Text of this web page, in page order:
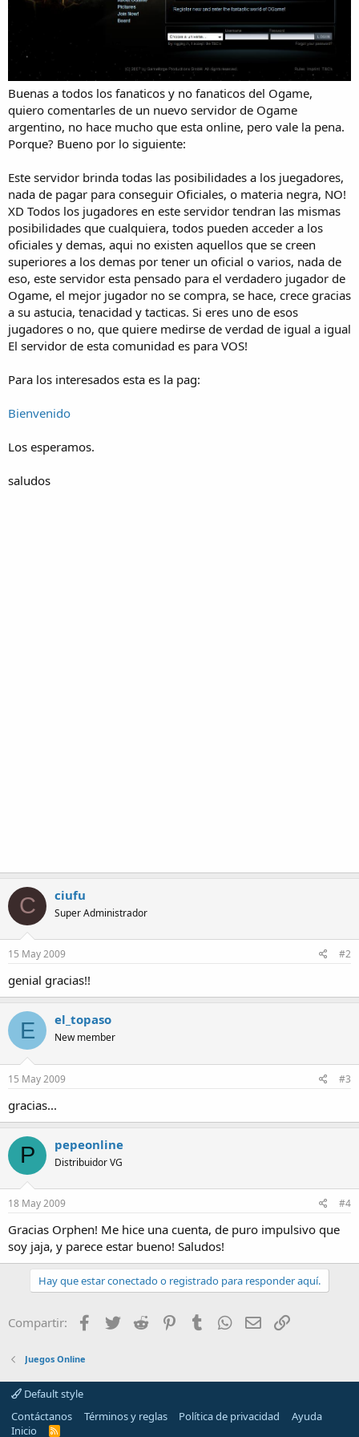
Buenas a todos los fanaticos y no fanaticos del Ogame,
quiero comentarles de un nuevo servidor de Ogame
argentino, no hace mucho que esta online, pero vale la pena.
Porque? Bueno por lo siguiente:
Este servidor brinda todas las posibilidades a los juegadores,
nada de pagar para conseguir Oficiales, o materia negra, NO!
XD Todos los jugadores en este servidor tendran las mismas
posibilidades que cualquiera, todos pueden acceder a los
oficiales y demas, aqui no existen aquellos que se creen
superiores a los demas por tener un oficial o varios, nada de
eso, este servidor esta pensado para el verdadero jugador de
Ogame, el mejor jugador no se compra, se hace, crece gracias
a su astucia, tenacidad y tacticas. Si eres uno de esos
jugadores o no, que quiere medirse de verdad de igual a igual
El servidor de esta comunidad es para VOS!
Para los interesados esta es la pag:
Bienvenido
Los esperamos.
saludos
C ciufu
Super Administrador
15 May 2009 #2
genial gracias!!
E el_topaso
New member
15 May 2009 #3
gracias...
P pepeonline
Distribuidor VG
18 May 2009 #4
Gracias Orphen! Me hice una cuenta, de puro impulsivo que
soy jaja, y parece estar bueno! Saludos!
Hay que estar conectado o registrado para responder aquí.
Compartir: Facebook
Twitter Reddit PinterestTumblrWhatsApp
Email
Juegos Online
Default style
Contáctanos
Términos y reglas Política de privacidad
Ayuda
Inicio
R